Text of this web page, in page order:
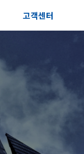
고객센터
고객후기